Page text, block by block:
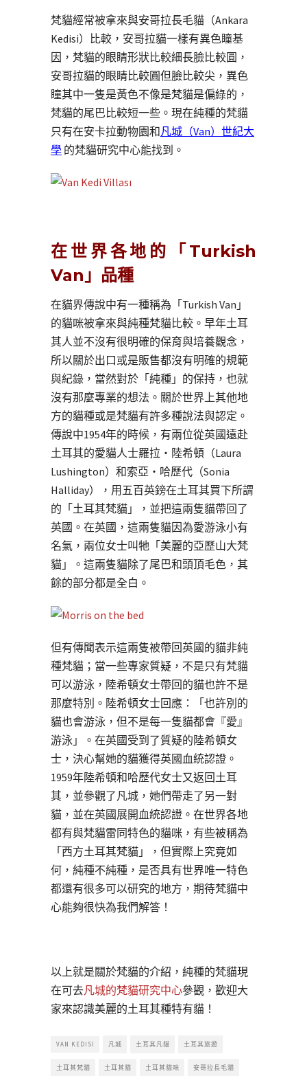
梵貓經常被拿來與安哥拉長毛貓（Ankara
Kedisi）比較，安哥拉貓一樣有異色瞳基
因，梵貓的眼睛形狀比較細長臉比較圓，
安哥拉貓的眼睛比較圓但臉比較尖，異色
瞳其中一隻是黃色不像是梵貓是偏綠的，
梵貓的尾巴比較短一些。現在純種的梵貓
只有在安卡拉動物園和凡城（Van）世紀大
學 的梵貓研究中心能找到。
在世界各地的「Turkish
Van」品種
在貓界傳說中有一種稱為「Turkish Van」
的貓咪被拿來與純種梵貓比較。早年土耳
其人並不沒有很明確的保育與培養觀念，
所以關於出口或是販售都沒有明確的規範
與紀錄，當然對於「純種」的保持，也就
沒有那麼專業的想法。關於世界上其他地
方的貓種或是梵貓有許多種說法與認定。
傳說中1954年的時候，有兩位從英國遠赴
土耳其的愛貓人士羅拉‧陸希頓（Laura
Lushington）和索亞‧哈歷代（Sonia
Halliday），用五百英鎊在土耳其買下所謂
的「土耳其梵貓」，並把這兩隻貓帶回了
英國。在英國，這兩隻貓因為愛游泳小有
名氣，兩位女士叫牠「美麗的亞歷山大梵
貓」。這兩隻貓除了尾巴和頭頂毛色，其
餘的部分都是全白。
但有傳聞表示這兩隻被帶回英國的貓非純
種梵貓；當一些專家質疑，不是只有梵貓
可以游泳，陸希頓女士帶回的貓也許不是
那麼特別。陸希頓女士回應：「也許別的
貓也會游泳，但不是每一隻貓都會『愛』
游泳」。在英國受到了質疑的陸希頓女
士，決心幫她的貓獲得英國血統認證。
1959年陸希頓和哈歷代女士又返回土耳
其，並參觀了凡城，她們帶走了另一對
貓，並在英國展開血統認證。在世界各地
都有與梵貓雷同特色的貓咪，有些被稱為
「西方土耳其梵貓」，但實際上究竟如
何，純種不純種，是否具有世界唯一特色
都還有很多可以研究的地方，期待梵貓中
心能夠很快為我們解答！
以上就是關於梵貓的介紹，純種的梵貓現
在可去凡城的梵貓研究中心參觀，歡迎大
家來認識美麗的土耳其種特有貓！
VAN KEDISI 凡城 土耳其凡貓 土耳其旅遊
土耳其梵貓 土耳其貓 土耳其貓咪 安哥拉長毛貓